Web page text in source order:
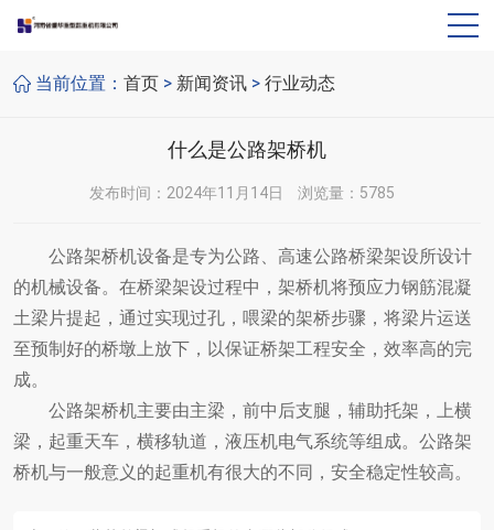
当前位置： 首页 > 新闻资讯 > 行业动态
什么是公路架桥机
发布时间：2024年11月14日 浏览量：5785
公路架桥机设备是专为公路、高速公路桥梁架设所设计
的机械设备。在桥梁架设过程中，架桥机将预应力钢筋混凝
土梁片提起，通过实现过孔，喂梁的架桥步骤，将梁片运送
至预制好的桥墩上放下，以保证桥架工程安全，效率高的完
成。
公路架桥机主要由主梁，前中后支腿，辅助托架，上横
梁，起重天车，横移轨道，液压机电气系统等组成。公路架
桥机与一般意义的起重机有很大的不同，安全稳定性较高。